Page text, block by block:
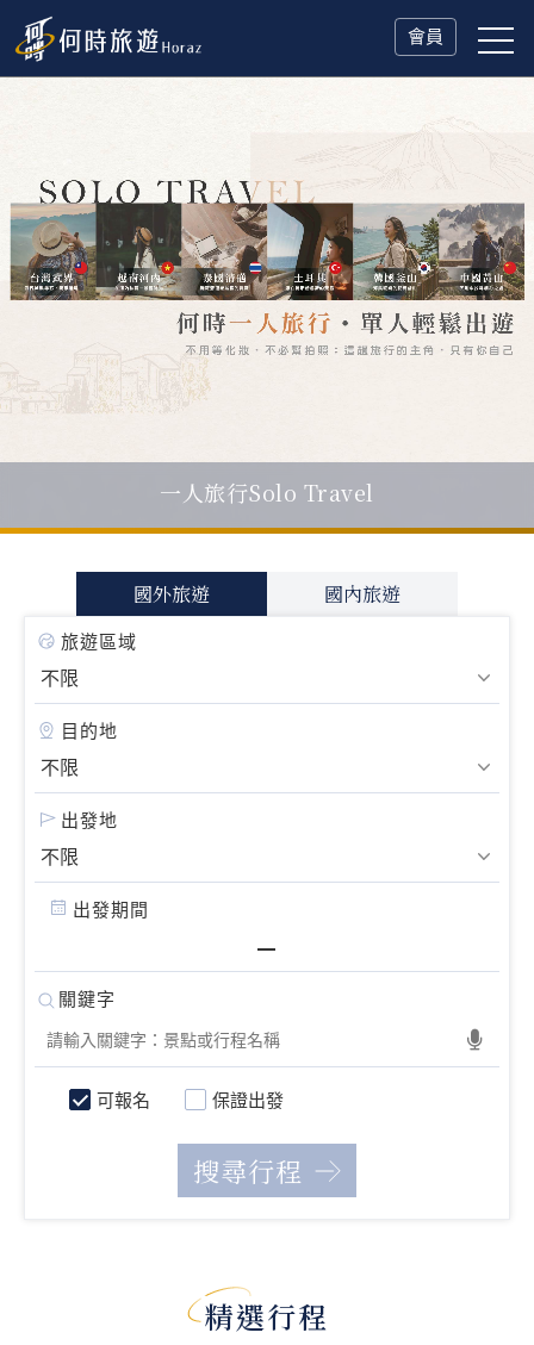
會員
父親節．限時特別企劃一人旅行Solo Travel
國外旅遊 國內旅遊
旅遊區域
目的地
出發地
出發期間
可報名 保證出發
精選行程